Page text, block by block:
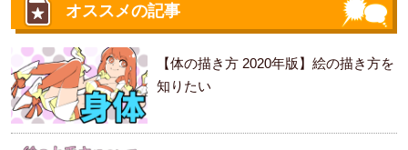
オススメの記事
【体の描き方 2020年版】絵の描き方を
知りたい